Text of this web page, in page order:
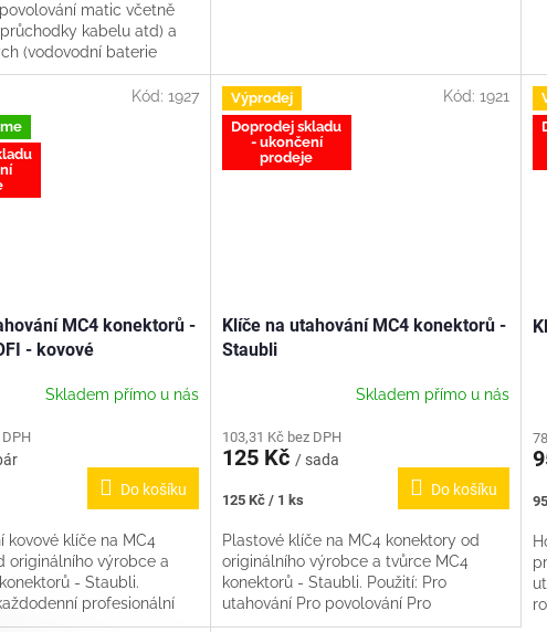
matic včetně
kabelu atd) a
(vodovodní baterie
stranové klíče až do...
MC4 konektorů -
- kovové
Skladem přímo u nás
Do košíku
kovové klíče na MC4
originálního výrobce a
- Staubli.
profesionální
potřebujete pro...
Kód: 1927
Výprodej
Doprodej skladu
- ukončení
prodeje
Klíče na utahování MC4 konektorů -
Staubli
Skladem přímo u nás
103,31 Kč bez DPH
125 Kč / sada
Měrná
125 Kč / 1 ks
Do košíku
Plastové klíče na MC4 konektory od
originálního výrobce a tvůrce MC4
konektorů - Staubli. Použití: Pro
utahování Pro povolování Pro
rozpojování MC4 konektorů Tyto klíče...
Kód: 1921